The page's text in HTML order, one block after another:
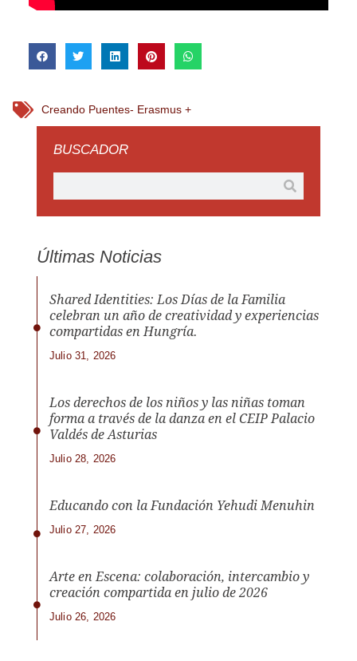
Creando Puentes- Erasmus +
BUSCADOR
Últimas Noticias
Shared Identities: Los Días de la Familia
celebran un año de creatividad y experiencias
compartidas en Hungría.
Julio 31, 2026
Los derechos de los niños y las niñas toman
forma a través de la danza en el CEIP Palacio
Valdés de Asturias
Julio 28, 2026
Educando con la Fundación Yehudi Menuhin
Julio 27, 2026
Arte en Escena: colaboración, intercambio y
creación compartida en julio de 2026
Julio 26, 2026